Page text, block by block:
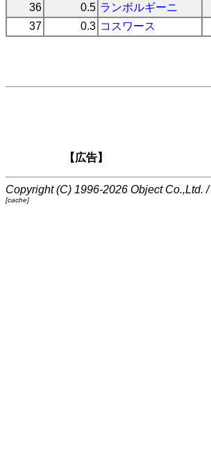
36
0.5 ランボルギーニ
37
0.3 コスワース
【広告】
Copyright (C) 1996-2026 Object Co.,Ltd. /
[cache]